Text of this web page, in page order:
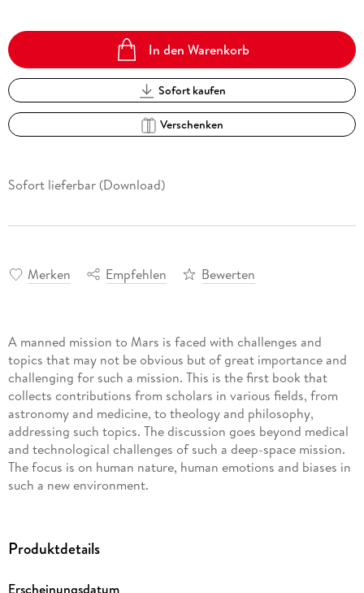
In den Warenkorb
Sofort kaufen
Verschenken
Sofort lieferbar (Download)
Merken Empfehlen Bewerten
A manned mission to Mars is faced with challenges and
topics that may not be obvious but of great importance and
challenging for such a mission. This is the first book that
collects contributions from scholars in various fields, from
astronomy and medicine, to theology and philosophy,
addressing such topics. The discussion goes beyond medical
and technological challenges of such a deep-space mission.
The focus is on human nature, human emotions and biases in
such a new environment.
philosophers, social scientists, astronomers, and others. This
Produktdetails
Erscheinungsdatum